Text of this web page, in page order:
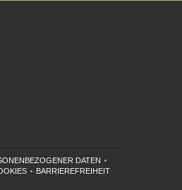
DATEN
((ÖFFNET EIN NEUES FENSTER))
((ÖFFNET EIN NEUES FENSTER))
BARRIEREFREIHEIT
((ÖFFNET EIN NEUES